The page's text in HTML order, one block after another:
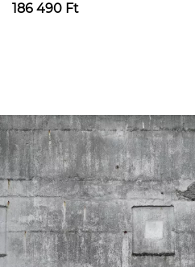
186 490 Ft